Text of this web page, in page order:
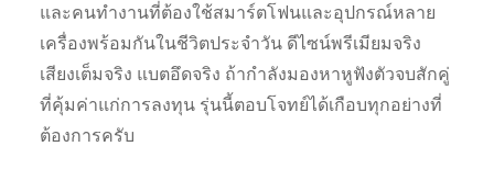
และคนทำงานที่ต้องใช้สมาร์ตโฟนและอุปกรณ์หลาย
เครื่องพร้อมกันในชีวิตประจำวัน ดีไซน์พรีเมียมจริง
เสียงเต็มจริง แบตอึดจริง ถ้ากำลังมองหาหูฟังตัวจบสักคู่
ที่คุ้มค่าแก่การลงทุน รุ่นนี้ตอบโจทย์ได้เกือบทุกอย่างที่
ต้องการครับ